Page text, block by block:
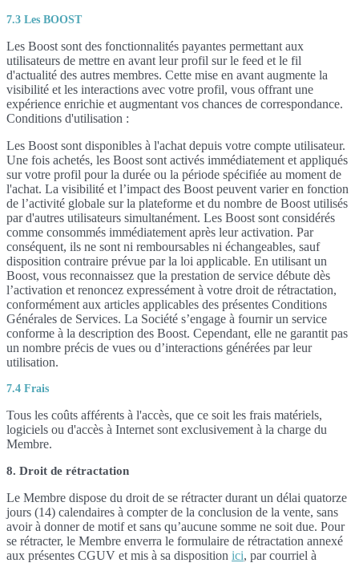
7.3 Les BOOST
Les Boost sont des fonctionnalités payantes permettant aux
utilisateurs de mettre en avant leur profil sur le feed et le fil
d'actualité des autres membres. Cette mise en avant augmente la
visibilité et les interactions avec votre profil, vous offrant une
expérience enrichie et augmentant vos chances de correspondance.
Conditions d'utilisation :
Les Boost sont disponibles à l'achat depuis votre compte utilisateur.
Une fois achetés, les Boost sont activés immédiatement et appliqués
sur votre profil pour la durée ou la période spécifiée au moment de
l'achat. La visibilité et l’impact des Boost peuvent varier en fonction
de l’activité globale sur la plateforme et du nombre de Boost utilisés
par d'autres utilisateurs simultanément. Les Boost sont considérés
comme consommés immédiatement après leur activation. Par
conséquent, ils ne sont ni remboursables ni échangeables, sauf
disposition contraire prévue par la loi applicable. En utilisant un
Boost, vous reconnaissez que la prestation de service débute dès
l’activation et renoncez expressément à votre droit de rétractation,
conformément aux articles applicables des présentes Conditions
Générales de Services. La Société s’engage à fournir un service
conforme à la description des Boost. Cependant, elle ne garantit pas
un nombre précis de vues ou d’interactions générées par leur
utilisation.
7.4 Frais
Tous les coûts afférents à l'accès, que ce soit les frais matériels,
logiciels ou d'accès à Internet sont exclusivement à la charge du
Membre.
8. Droit de rétractation
Le Membre dispose du droit de se rétracter durant un délai quatorze
jours (14) calendaires à compter de la conclusion de la vente, sans
avoir à donner de motif et sans qu’aucune somme ne soit due. Pour
se rétracter, le Membre enverra le formulaire de rétractation annexé
aux présentes CGUV et mis à sa disposition ici, par courriel à